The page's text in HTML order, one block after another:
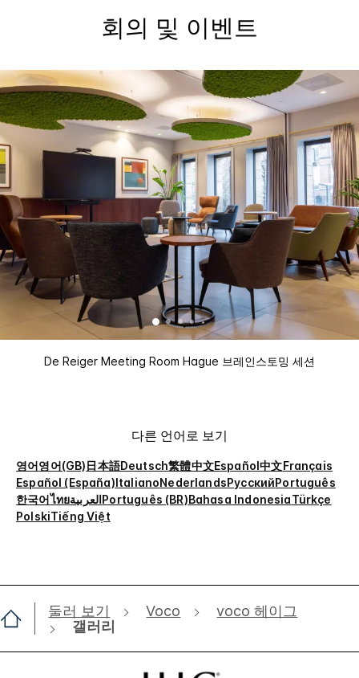
회의 및 이벤트
De Reiger Meeting Room Hague 브레인스토밍 세션
다른 언어로 보기
영어영어(GB)日本語Deutsch繁體中文Español中文Français
Español (España)ItalianoNederlandsРусскийPortuguês
한국어ไทยالعربيةPortuguês (BR)Bahasa IndonesiaTürkçe
PolskiTiếng Việt
둘러 보기 Voco
voco 헤이그
갤러리